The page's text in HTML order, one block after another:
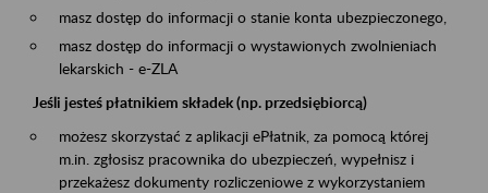
masz dostęp do informacji o stanie konta ubezpieczonego,
masz dostęp do informacji o wystawionych zwolnieniach
lekarskich - e-ZLA
Jeśli jesteś płatnikiem składek (np. przedsiębiorcą)
możesz skorzystać z aplikacji ePłatnik, za pomocą której
m.in. zgłosisz pracownika do ubezpieczeń, wypełnisz i
przekażesz dokumenty rozliczeniowe z wykorzystaniem